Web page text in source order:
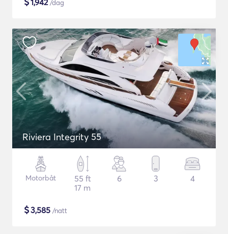
1,942/dag
Riviera Integrity 55
Motorbåt
55 ft
17 m
6 3 4
$3,585 /natt